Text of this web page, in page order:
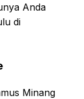
Anda
di
Minang